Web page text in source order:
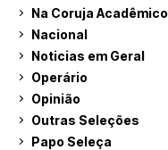
Na Coruja Acadêmico
Nacional
Noticias em Geral
Operário
Opinião
Outras Seleções
Papo Seleça